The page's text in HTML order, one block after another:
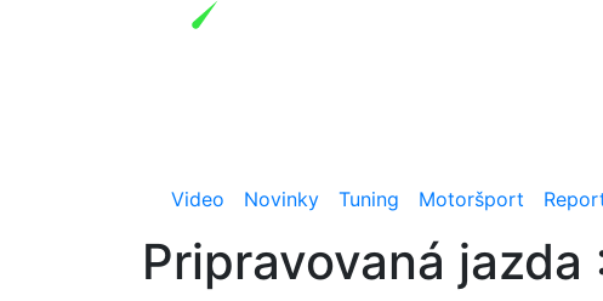
Video
Novinky Tuning Motoršport
Pripravovaná